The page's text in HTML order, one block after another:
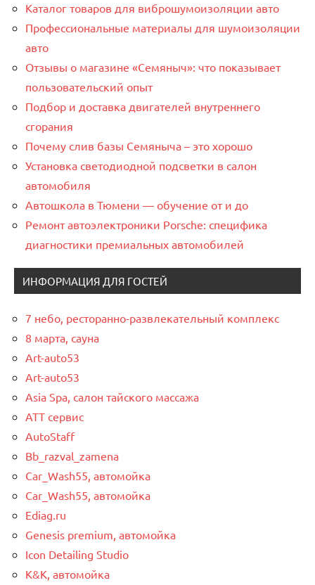
Каталог товаров для виброшумоизоляции авто
Профессиональные материалы для шумоизоляции
авто
Отзывы о магазине «Семяныч»: что показывает
пользовательский опыт
Подбор и доставка двигателей внутреннего
сгорания
Почему слив базы Семяныча – это хорошо
Установка светодиодной подсветки в салон
автомобиля
Автошкола в Тюмени — обучение от и до
Ремонт автоэлектроники Porsche: специфика
диагностики премиальных автомобилей
ИНФОРМАЦИЯ ДЛЯ ГОСТЕЙ
7 небо, ресторанно-развлекательный комплекс
8 марта, сауна
Art-auto53
Art-auto53
Asia Spa, салон тайского массажа
ATT сервис
AutoStaff
Bb_razval_zamena
Car_Wash55, автомойка
Car_Wash55, автомойка
Ediag.ru
Genesis premium, автомойка
Icon Detailing Studio
K&K, автомойка